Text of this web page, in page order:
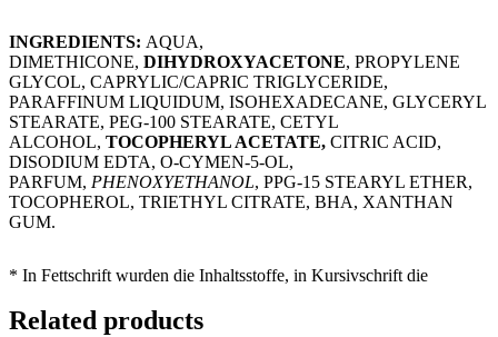
​INGREDIENTS: AQUA,
DIMETHICONE, DIHYDROXYACETONE, PROPYLENE
GLYCOL, CAPRYLIC/CAPRIC TRIGLYCERIDE,
PARAFFINUM LIQUIDUM, ISOHEXADECANE, GLYCERYL
STEARATE, PEG-100 STEARATE, CETYL
ALCOHOL, TOCOPHERYL ACETATE, CITRIC ACID,
DISODIUM EDTA, O-CYMEN-5-OL,
PARFUM, PHENOXYETHANOL, PPG-15 STEARYL ETHER,
TOCOPHEROL, TRIETHYL CITRATE, BHA, XANTHAN
GUM.
* In Fettschrift wurden die Inhaltsstoffe, in Kursivschrift die
Related products